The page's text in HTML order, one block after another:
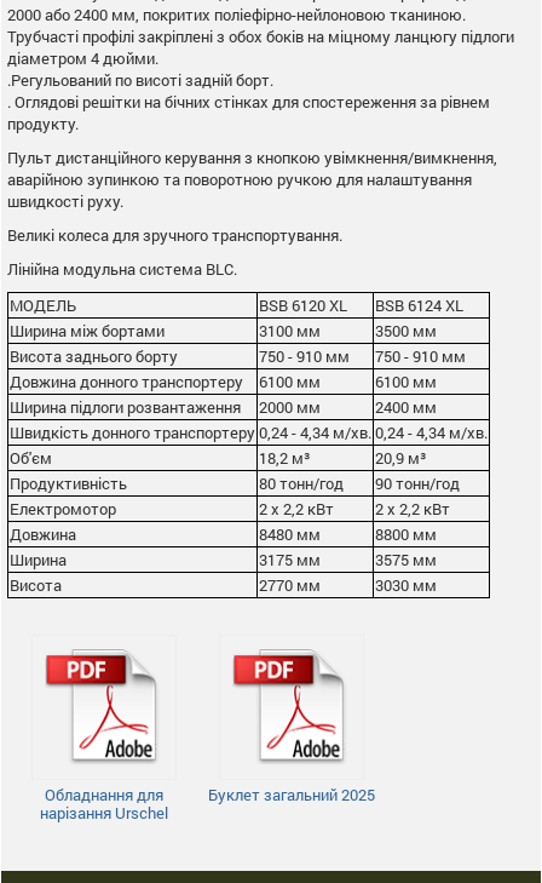
2000 або 2400 мм, покритих поліефірно-нейлоновою тканиною.
Трубчасті профілі закріплені з обох боків на міцному ланцюгу підлоги
діаметром 4 дюйми.
.Регульований по висоті задній борт.
. Оглядові решітки на бічних стінках для спостереження за рівнем
продукту.
Пульт дистанційного керування з кнопкою увімкнення/вимкнення,
аварійною зупинкою та поворотною ручкою для налаштування
швидкості руху.
Великі колеса для зручного транспортування.
Лінійна модульна система BLC.
МОДЕЛЬ
BSB 6120 XL
BSB 6124 XL
Ширина між бортами
3100 мм
3500 мм
Висота заднього борту
750 - 910 мм
750 - 910 мм
Довжина донного транспортеру
6100 мм
6100 мм
Ширина підлоги розвантаження
2000 мм
2400 мм
Швидкість донного транспортеру0,24 - 4,34 м/хв. 0,24 - 4,34 м/хв.
Об'єм
18,2 м³
20,9 м³
Продуктивність
80 тонн/год
90 тонн/год
Електромотор
2 х 2,2 кВт
2 х 2,2 кВт
Довжина
8480 мм
8800 мм
Ширина
3175 мм
3575 мм
Висота
2770 мм 3030 мм
Обладнання для
нарізання Urschel
Буклет загальний 2025